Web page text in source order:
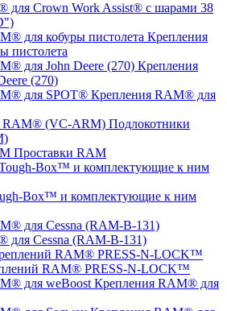
для Crown Work Assist® с шарами 38
Крепления
пистолета
Крепления
(270)
Крепления RAM® для
Подлокотники
Проставки RAM
Box™ и комплектующие к ним
для Cessna (RAM-B-131)
RAM® PRESS-N-LOCK™
Крепления RAM® для